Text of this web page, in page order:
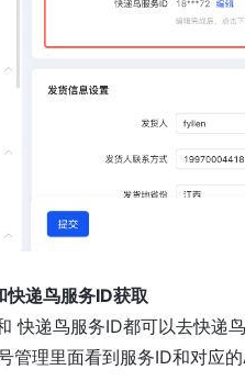
递鸟服务ID获取
快递鸟服务ID都可以去快递
管理里面看到服务ID和对应的